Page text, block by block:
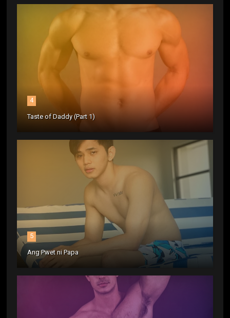
4
Taste of Daddy (Part 1)
5
Ang Pwet ni Papa